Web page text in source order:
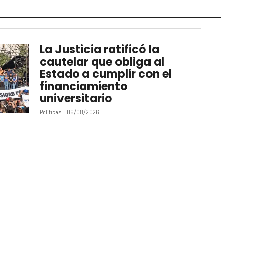
La Justicia ratificó la
cautelar que obliga al
Estado a cumplir con el
financiamiento
universitario
Políticas 06/08/2026